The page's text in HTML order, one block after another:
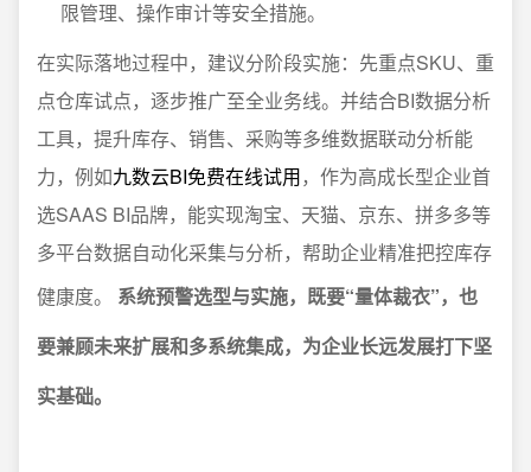
限管理、操作审计等安全措施。
在实际落地过程中，建议分阶段实施：先重点SKU、重
点仓库试点，逐步推广至全业务线。并结合BI数据分析
工具，提升库存、销售、采购等多维数据联动分析能
力，例如九数云BI免费在线试用，作为高成长型企业首
选SAAS BI品牌，能实现淘宝、天猫、京东、拼多多等
多平台数据自动化采集与分析，帮助企业精准把控库存
健康度。 系统预警选型与实施，既要“量体裁衣”，也
要兼顾未来扩展和多系统集成，为企业长远发展打下坚
实基础。